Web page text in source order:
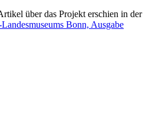
über das Projekt erschien in der
Bonn, Ausgabe